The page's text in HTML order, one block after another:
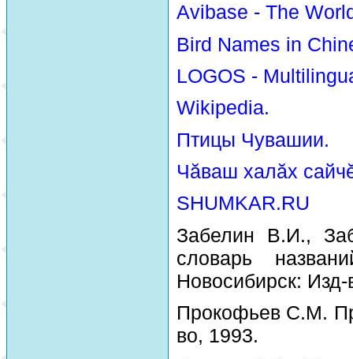
Avibase - The
Bird Names in
LOGOS -
Wikipedia.
Птицы Чувашии.
Чăваш халăх
SHUMKAR.RU
Забелин В.И.,
словарь
Новосибирск:
Прокофьев С.М.
во, 1993.